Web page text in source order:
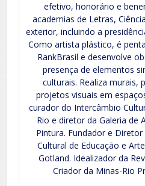
efetivo, honorário e
academias de Letras,
exterior, incluindo a
Como artista plástico, é
RankBrasil e desenvolve
presença de elementos
culturais. Realiza murais,
projetos visuais em
curador do Intercâmbio
Rio e diretor da Galeria de
Pintura. Fundador e
Cultural de Educação e
Gotland. Idealizador da
Criador da Minas-Rio